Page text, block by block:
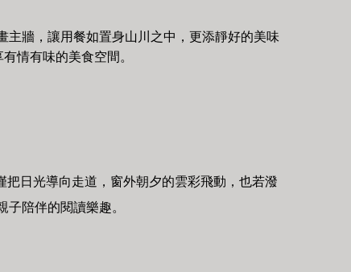
牆，讓用餐如置身山川之中，更添靜好的美味
情有味的美食空間。
日光導向走道，窗外朝夕的雲彩飛動，也若潑
陪伴的閱讀樂趣。